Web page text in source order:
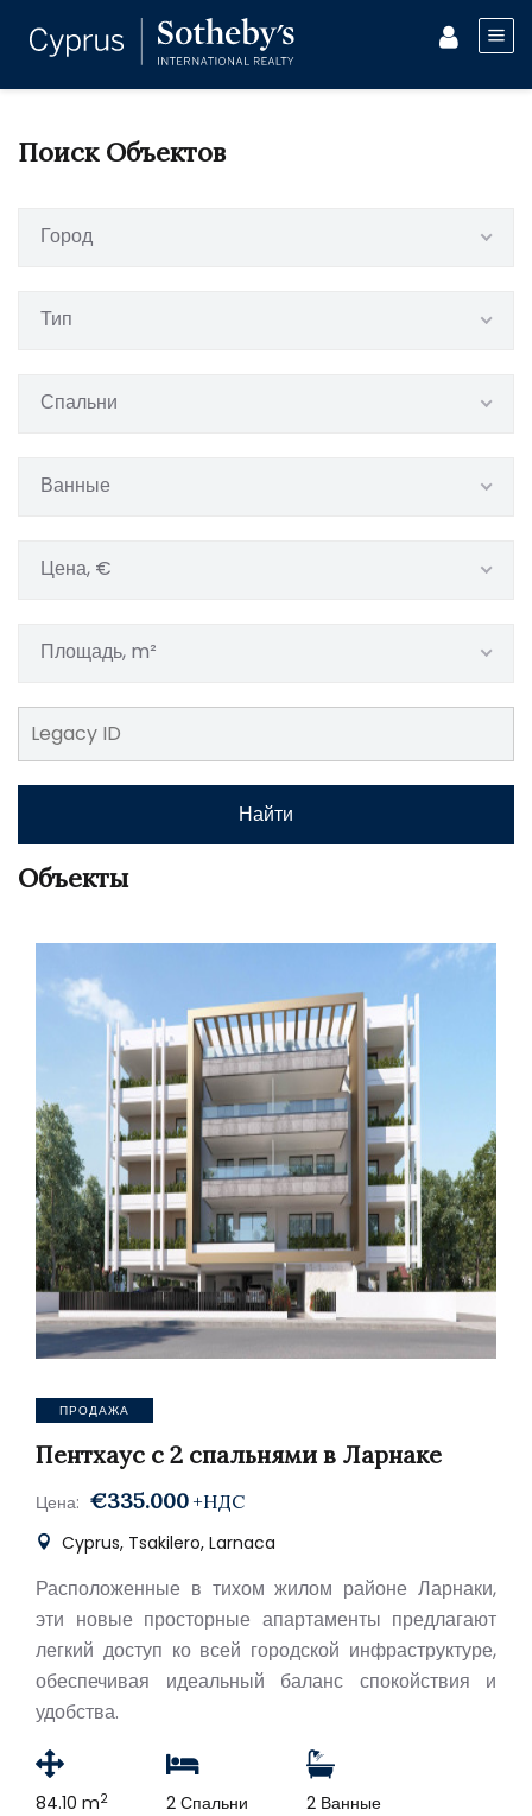
Поиск Объектов
Город
Тип
Спальни
Ванные
Цена, €
Площадь, m²
Найти
Объекты
ПРОДАЖА
Пентхаус с 2 спальнями в Ларнаке
Цена: €335.000 +НДС
Cyprus, Tsakilero, Larnaca
Расположенные в тихом жилом районе Ларнаки,
эти новые просторные апартаменты предлагают
легкий доступ ко всей городской инфраструктуре,
обеспечивая идеальный баланс спокойствия и
удобства.
84.10 m2 2 Спальни 2 Ванные